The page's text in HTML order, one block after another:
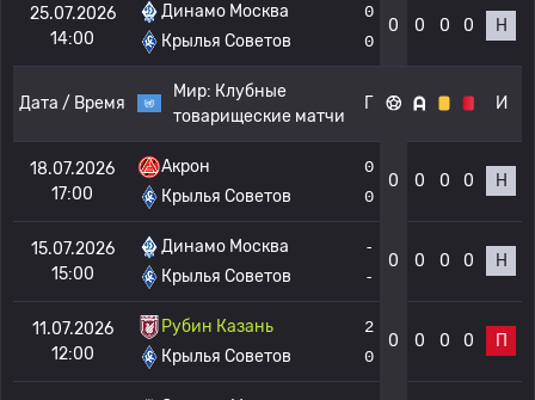
25.07.2026
14:00
Динамо Москва
Крылья Советов
0
0
0 0 0 0 Н
Дата / Время
Мир: Клубные
товарищеские матчи
Г И
18.07.2026
17:00
Акрон
Крылья Советов
0
0
0 0 0 0 Н
15.07.2026
15:00
Динамо Москва
Крылья Советов
-
-
0 0 0 0 Н
11.07.2026
12:00
Рубин Казань
Крылья Советов
2
0
0 0 0 0 П